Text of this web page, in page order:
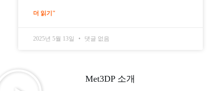
더 읽기"
2025년 5월 13일 댓글 없음
Met3DP 소개